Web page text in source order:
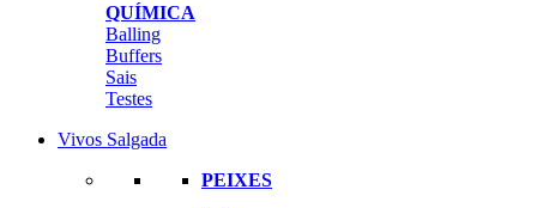
QUÍMICA
Balling
Buffers
Sais
Testes
Vivos Salgada
PEIXES